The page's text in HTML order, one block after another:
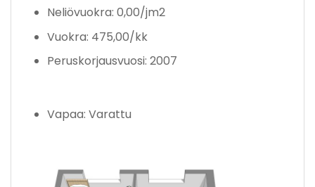
Neliövuokra: 0,00/jm2
Vuokra: 475,00/kk
Peruskorjausvuosi: 2007
Vapaa: Varattu